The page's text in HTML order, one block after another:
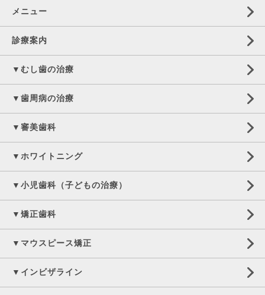
メニュー
診療案内
▼むし歯の治療
▼歯周病の治療
▼審美歯科
▼ホワイトニング
▼小児歯科（子どもの治療）
▼矯正歯科
▼マウスピース矯正
▼インビザライン